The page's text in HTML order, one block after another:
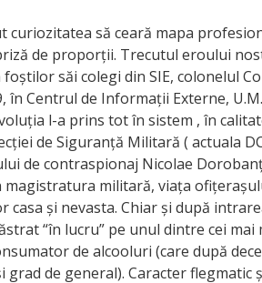
curiozitatea să ceară mapa
de proporții. Trecutul eroului
săi colegi din SIE, colonelul
în Centrul de Informații Externe,
l-a prins tot în sistem , în
de Siguranță Militară ( actuala
de contraspionaj Nicolae
magistratura militară, viața
casa și nevasta. Chiar și după
“în lucru” pe unul dintre cei mai
de alcooluri (care după
de general). Caracter flegmatic